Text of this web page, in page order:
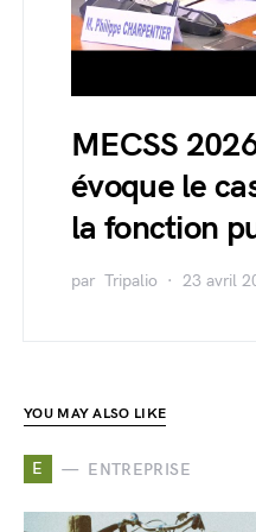
MECSS
évoque le
la fonction
par Tripalio 23 avril
YOU MAY ALSO LIKE
E ENTREPRISE